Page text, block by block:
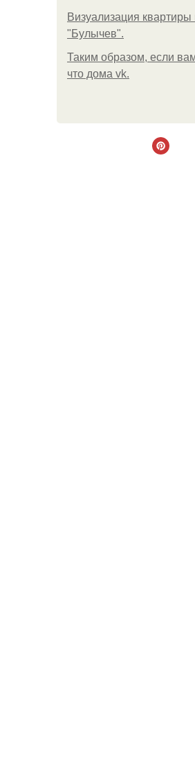
Визуализация
"Булычев".
Таким образом, если
что дома vk.